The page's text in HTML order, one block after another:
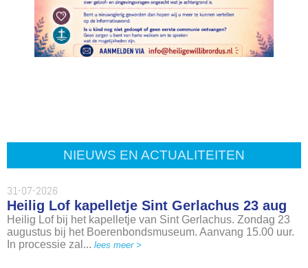
NIEUWS EN ACTUALITEITEN
31-07-2026
Heilig Lof kapelletje Sint Gerlachus 23 aug
Heilig Lof bij het kapelletje van Sint Gerlachus. Zondag 23
augustus bij het Boerenbondsmuseum. Aanvang 15.00 uur.
In processie zal... lees meer >